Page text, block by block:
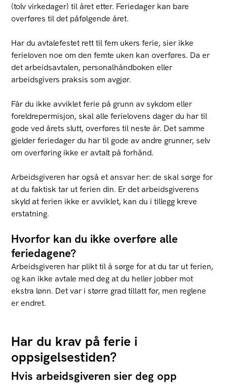
(tolv virkedager) til året etter. Feriedager kan bare
overføres til det påfølgende året.
Har du avtalefestet rett til fem ukers ferie, sier ikke
ferieloven noe om den femte uken kan overføres. Da er
det arbeidsavtalen, personalhåndboken eller
arbeidsgivers praksis som avgjør.
Får du ikke avviklet ferie på grunn av sykdom eller
foreldrepermisjon, skal alle ferielovens dager du har til
gode ved årets slutt, overføres til neste år. Det samme
gjelder feriedager du har til gode av andre grunner, selv
om overføring ikke er avtalt på forhånd.
Arbeidsgiveren har også et ansvar her: de skal sørge for
at du faktisk tar ut ferien din. Er det arbeidsgiverens
skyld at ferien ikke er avviklet, kan du i tillegg kreve
erstatning.
Hvorfor kan du ikke overføre alle
feriedagene?
Arbeidsgiveren har plikt til å sørge for at du tar ut ferien,
og kan ikke avtale med deg at du heller jobber mot
ekstra lønn. Det var i større grad tillatt før, men reglene
er endret.
Har du krav på ferie i
oppsigelsestiden?
Hvis arbeidsgiveren sier deg opp